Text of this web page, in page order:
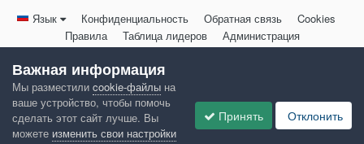
Язык Конфиденциальность Обратная связь
Cookies
Правила
Таблица лидеров Администрация
Powered by Invision Community
Важная информация
Мы разместили cookie-файлы на
ваше устройство, чтобы помочь
сделать этот сайт лучше. Вы
можете изменить свои настройки
Принять Отклонить